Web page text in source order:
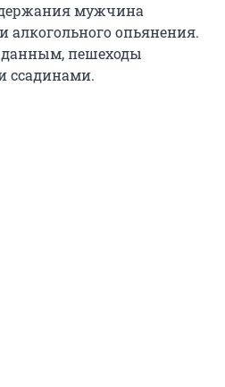
мужчина
алкогольного опьянения.
пешеходы
ссадинами.